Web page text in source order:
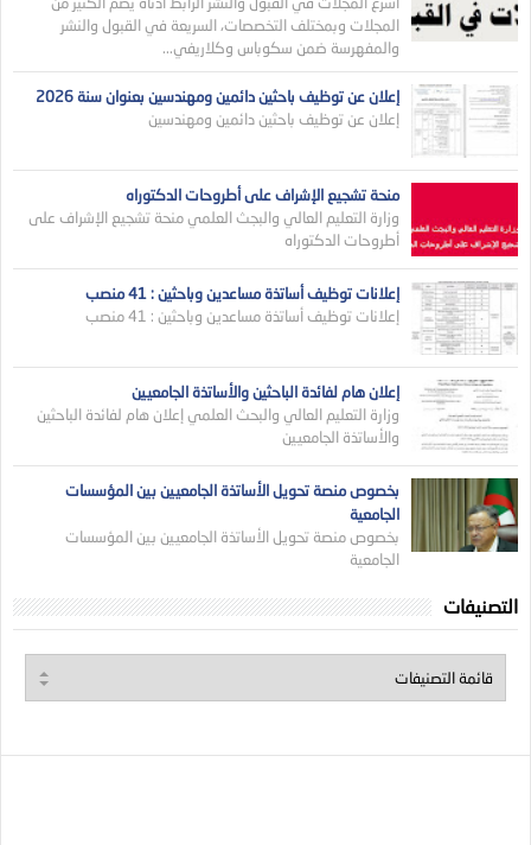
المجلات وبمختلف التخصصات، السريعة في القبول والنشر
والمفهرسة ضمن سكوباس وكلاريفي...
إعلان عن توظيف باحثين دائمين ومهندسين بعنوان سنة 2026
إعلان عن توظيف باحثين دائمين ومهندسين
منحة تشجيع الإشراف على أطروحات الدكتوراه
وزارة التعليم العالي والبجث العلمي منحة تشجيع الإشراف على
أطروحات الدكتوراه
إعلانات توظيف أساتذة مساعدين وباحثين : 41 منصب
إعلانات توظيف أساتذة مساعدين وباحثين : 41 منصب
إعلان هام لفائدة الباحثين والأساتذة الجامعيين
وزارة التعليم العالي والبحث العلمي إعلان هام لفائدة الباحثين
والأساتذة الجامعيين
بخصوص منصة تحويل الأساتذة الجامعيين بين المؤسسات
الجامعية
بخصوص منصة تحويل الأساتذة الجامعيين بين المؤسسات
الجامعية
التصنيفات